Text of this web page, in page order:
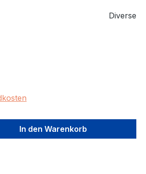
Diverse
gewünschten Wert
In den Warenkorb